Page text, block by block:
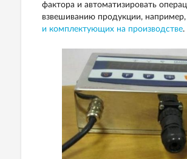
фактора и автоматизировать
взвешиванию продукции, например,
и комплектующих на производстве.